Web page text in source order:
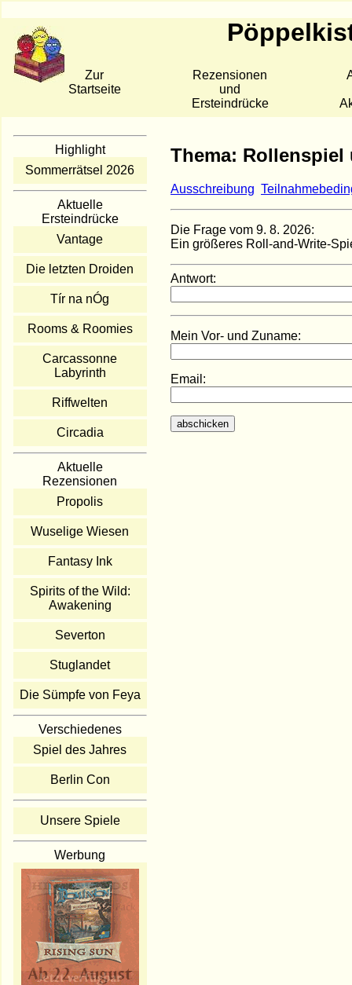
Zur
Startseite
Rezensionen
und
Ersteindrücke
Highlight
Sommerrätsel 2026
Aktuelle
Ersteindrücke
Vantage
Die letzten Droiden
Tír na nÓg
Rooms & Roomies
Carcassonne
Labyrinth
Riffwelten
Circadia
Aktuelle
Rezensionen
Propolis
Wuselige Wiesen
Fantasy Ink
Spirits of the Wild:
Awakening
Severton
Stuglandet
Die Sümpfe von Feya
Verschiedenes
Spiel des Jahres
Berlin Con
Unsere Spiele
Werbung
Thema: Rollenspiel
Ausschreibung
Die Frage vom 9. 8. 2026:
Ein größeres Roll-and-Write-
Antwort:
Mein Vor- und Zuname:
Email: